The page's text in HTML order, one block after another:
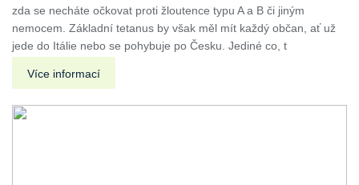
zda se necháte očkovat proti žloutence typu A a B či jiným
nemocem. Základní tetanus by však měl mít každý občan, ať už
jede do Itálie nebo se pohybuje po Česku. Jediné co, t
Více informací